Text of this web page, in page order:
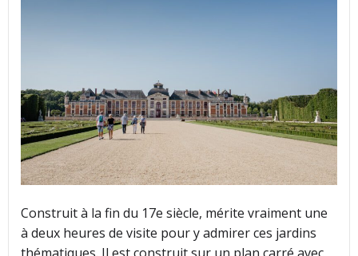
Construit à la fin du 17e siècle, mérite vraiment une
à deux heures de visite pour y admirer ces jardins